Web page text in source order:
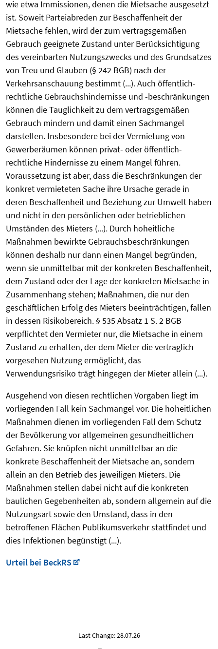
wie etwa Immissionen, denen die Mietsache ausgesetzt
ist. Soweit Parteiabreden zur Beschaffenheit der
Mietsache fehlen, wird der zum vertragsgemäßen
Gebrauch geeignete Zustand unter Berücksichtigung
des vereinbarten Nutzungszwecks und des Grundsatzes
von Treu und Glauben (§ 242 BGB) nach der
Verkehrsanschauung bestimmt (...). Auch öffentlich-
rechtliche Gebrauchshindernisse und -beschränkungen
können die Tauglichkeit zu dem vertragsgemäßen
Gebrauch mindern und damit einen Sachmangel
darstellen. Insbesondere bei der Vermietung von
Gewerberäumen können privat- oder öffentlich-
rechtliche Hindernisse zu einem Mangel führen.
Voraussetzung ist aber, dass die Beschränkungen der
konkret vermieteten Sache ihre Ursache gerade in
deren Beschaffenheit und Beziehung zur Umwelt haben
und nicht in den persönlichen oder betrieblichen
Umständen des Mieters (...). Durch hoheitliche
Maßnahmen bewirkte Gebrauchsbeschränkungen
können deshalb nur dann einen Mangel begründen,
wenn sie unmittelbar mit der konkreten Beschaffenheit,
dem Zustand oder der Lage der konkreten Mietsache in
Zusammenhang stehen; Maßnahmen, die nur den
geschäftlichen Erfolg des Mieters beeinträchtigen, fallen
in dessen Risikobereich. § 535 Absatz 1 S. 2 BGB
verpflichtet den Vermieter nur, die Mietsache in einem
Zustand zu erhalten, der dem Mieter die vertraglich
vorgesehen Nutzung ermöglicht, das
Verwendungsrisiko trägt hingegen der Mieter allein (...).
Ausgehend von diesen rechtlichen Vorgaben liegt im
vorliegenden Fall kein Sachmangel vor. Die hoheitlichen
Maßnahmen dienen im vorliegenden Fall dem Schutz
der Bevölkerung vor allgemeinen gesundheitlichen
Gefahren. Sie knüpfen nicht unmittelbar an die
konkrete Beschaffenheit der Mietsache an, sondern
allein an den Betrieb des jeweiligen Mieters. Die
Maßnahmen stellen dabei nicht auf die konkreten
baulichen Gegebenheiten ab, sondern allgemein auf die
Nutzungsart sowie den Umstand, dass in den
betroffenen Flächen Publikumsverkehr stattfindet und
dies Infektionen begünstigt (...).
Urteil bei BeckRS
Last Change: 28.07.26